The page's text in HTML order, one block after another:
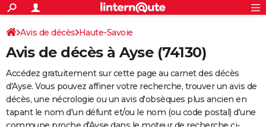
ACTUALITÉS
Politique
Société
Faits Divers
Education
Monde
Villes
+
SPORT
Coupe du monde 2026
Football
Tennis
Cyclisme
Rugby
Forum
Programme TV
TNT
Streaming
Cinéma
Sorties cinéma
Musique
+
FINANCE
Retraite
Epargne
Immobilier
Risques naturels par ville
Assurance
AUTO
S'inscrire
Connexion
Avis de décès Haute-Savoie
Avis de décès à Ayse (74130)
Accédez gratuitement sur cette page au carnet des décès
d'Ayse. Vous pouvez affiner votre recherche, trouver un avis de
décès, une nécrologie ou un avis d'obsèques plus ancien en
tapant le nom d'un défunt et/ou le nom (ou code postal) d'une